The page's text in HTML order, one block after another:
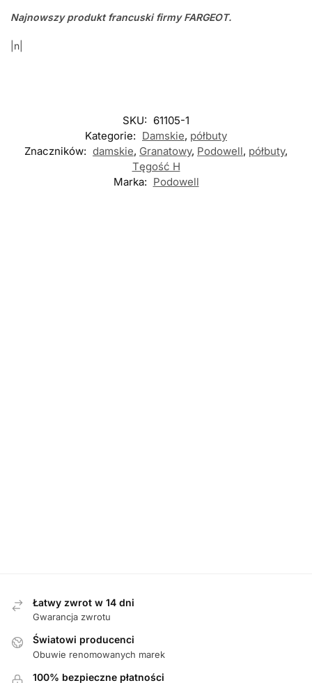
Najnowszy produkt francuski firmy FARGEOT.
|n|
SKU: 61105-1
Kategorie: Damskie, półbuty
Znaczników: damskie, Granatowy, Podowell, półbuty,
Tęgość H
Marka: Podowell
Łatwy zwrot w 14 dni
Gwarancja zwrotu
Światowi producenci
Obuwie renomowanych marek
100% bezpieczne płatności